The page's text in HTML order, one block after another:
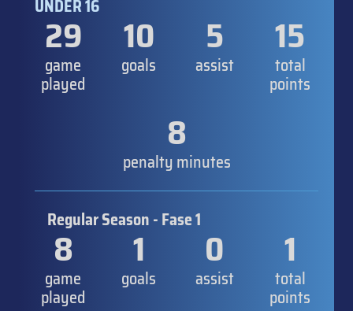
UNDER 16
29
game
played
10
goals
5
assist
15
total
points
8
penalty minutes
Regular Season - Fase 1
8
game
played
1
goals
0
assist
1
total
points